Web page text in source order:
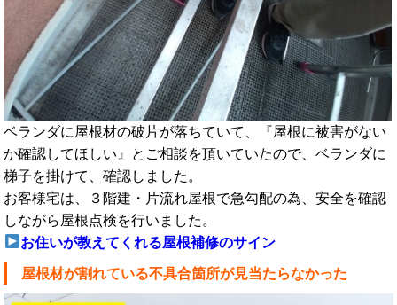
ベランダに屋根材の破片が落ちていて、『屋根に被害がない
か確認してほしい』とご相談を頂いていたので、ベランダに
梯子を掛けて、確認しました。
お客様宅は、３階建・片流れ屋根で急勾配の為、安全を確認
しながら屋根点検を行いました。
お住いが教えてくれる屋根補修のサイン
屋根材が割れている不具合箇所が見当たらなかった